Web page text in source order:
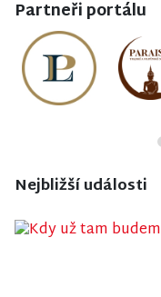
Partneři portálu
Nejbližší události